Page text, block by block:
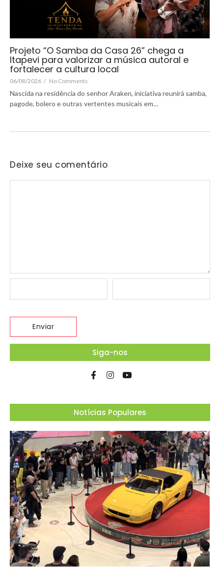
Projeto “O Samba da Casa 26” chega a
Itapevi para valorizar a música autoral e
fortalecer a cultura local
06/08/2026 / No Comments
Nascida na residência do senhor Araken, iniciativa reunirá samba,
pagode, bolero e outras vertentes musicais em…
Deixe seu comentário
Siga-nos
Notícias Populares